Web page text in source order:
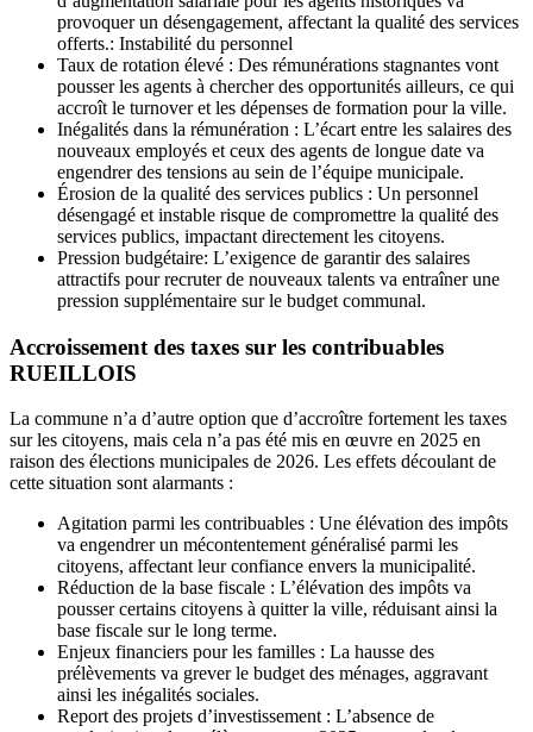
provoquer un désengagement, affectant la qualité des services
offerts.: Instabilité du personnel
Taux de rotation élevé : Des rémunérations stagnantes vont
pousser les agents à chercher des opportunités ailleurs, ce qui
accroît le turnover et les dépenses de formation pour la ville.
Inégalités dans la rémunération : L’écart entre les salaires des
nouveaux employés et ceux des agents de longue date va
engendrer des tensions au sein de l’équipe municipale.
Érosion de la qualité des services publics : Un personnel
désengagé et instable risque de compromettre la qualité des
services publics, impactant directement les citoyens.
Pression budgétaire: L’exigence de garantir des salaires
attractifs pour recruter de nouveaux talents va entraîner une
pression supplémentaire sur le budget communal.
Accroissement des taxes sur les contribuables
RUEILLOIS
La commune n’a d’autre option que d’accroître fortement les taxes
sur les citoyens, mais cela n’a pas été mis en œuvre en 2025 en
raison des élections municipales de 2026. Les effets découlant de
cette situation sont alarmants :
Agitation parmi les contribuables : Une élévation des impôts
va engendrer un mécontentement généralisé parmi les
citoyens, affectant leur confiance envers la municipalité.
Réduction de la base fiscale : L’élévation des impôts va
pousser certains citoyens à quitter la ville, réduisant ainsi la
base fiscale sur le long terme.
Enjeux financiers pour les familles : La hausse des
prélèvements va grever le budget des ménages, aggravant
ainsi les inégalités sociales.
Report des projets d’investissement : L’absence de